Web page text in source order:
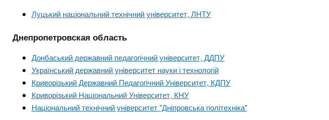
Луцький національний технічний університет, ЛНТУ
Днепропетровская область
Донбаський державний педагогічний університет, ДДПУ
Український державний університет науки і технологій
Криворізький Державний Педагогічний Університет, КДПУ
Криворізький Національний Університет, КНУ
Національний технічний університет "Дніпровська політехніка"